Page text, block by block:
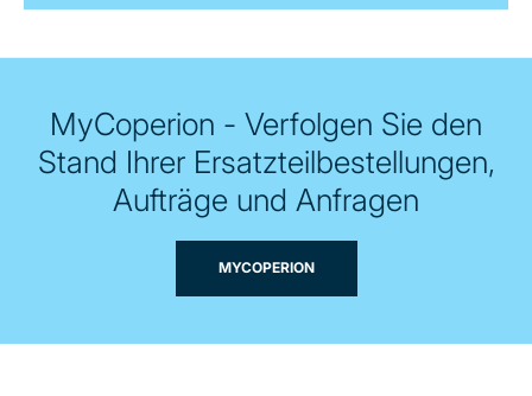
MyCoperion - Verfolgen Sie den
Stand Ihrer Ersatzteilbestellungen,
Aufträge und Anfragen
MYCOPERION